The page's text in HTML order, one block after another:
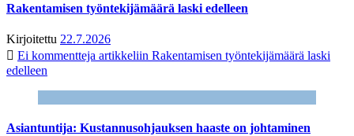
Rakentamisen työntekijämäärä laski edelleen
Kirjoitettu 22.7.2026
Ei kommentteja artikkeliin Rakentamisen työntekijämäärä laski
edelleen
Asiantuntija: Kustannusohjauksen haaste on johtaminen